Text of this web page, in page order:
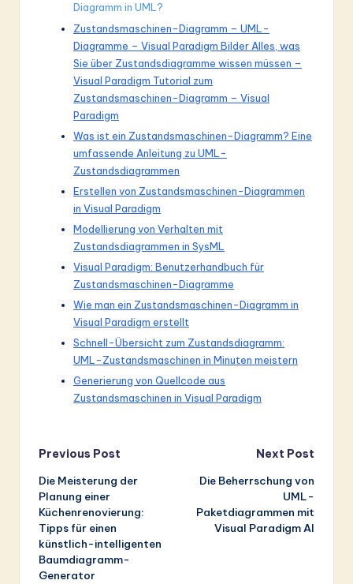
Diagramm in UML?
Zustandsmaschinen-Diagramm – UML-
Diagramme – Visual Paradigm Bilder Alles, was
Sie über Zustandsdiagramme wissen müssen –
Visual Paradigm Tutorial zum
Zustandsmaschinen-Diagramm – Visual
Paradigm
Was ist ein Zustandsmaschinen-Diagramm? Eine
umfassende Anleitung zu UML-
Zustandsdiagrammen
Erstellen von Zustandsmaschinen-Diagrammen
in Visual Paradigm
Modellierung von Verhalten mit
Zustandsdiagrammen in SysML
Visual Paradigm: Benutzerhandbuch für
Zustandsmaschinen-Diagramme
Wie man ein Zustandsmaschinen-Diagramm in
Visual Paradigm erstellt
Schnell-Übersicht zum Zustandsdiagramm:
UML-Zustandsmaschinen in Minuten meistern
Generierung von Quellcode aus
Zustandsmaschinen in Visual Paradigm
Post
navigation
Previous Post
Die Meisterung der
Planung einer
Küchenrenovierung:
Tipps für einen
künstlich-intelligenten
Baumdiagramm-
Generator
Next Post
Die Beherrschung von
UML-
Paketdiagrammen mit
Visual Paradigm AI